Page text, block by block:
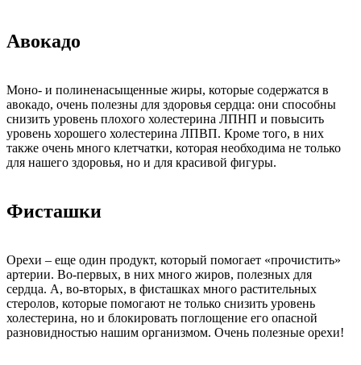
Авокадо
Моно- и полиненасыщенные жиры, которые содержатся в
авокадо, очень полезны для здоровья сердца: они способны
снизить уровень плохого холестерина ЛПНП и повысить
уровень хорошего холестерина ЛПВП. Кроме того, в них
также очень много клетчатки, которая необходима не только
для нашего здоровья, но и для красивой фигуры.
Фисташки
Орехи – еще один продукт, который помогает «прочистить»
артерии. Во-первых, в них много жиров, полезных для
сердца. А, во-вторых, в фисташках много растительных
стеролов, которые помогают не только снизить уровень
холестерина, но и блокировать поглощение его опасной
разновидностью нашим организмом. Очень полезные орехи!